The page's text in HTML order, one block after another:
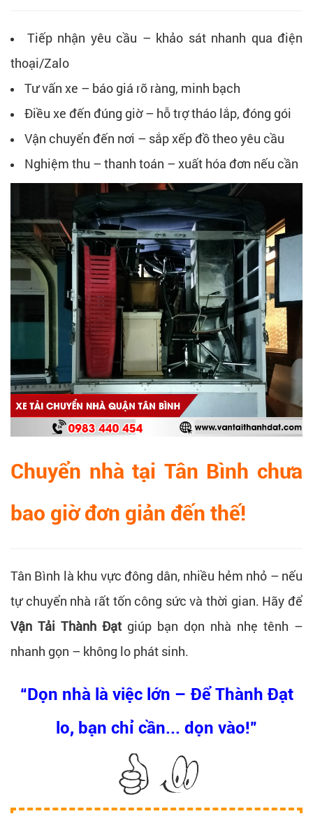
Tiếp nhận yêu cầu – khảo sát nhanh qua điện
thoại/Zalo
Tư vấn xe – báo giá rõ ràng, minh bạch
Điều xe đến đúng giờ – hỗ trợ tháo lắp, đóng gói
Vận chuyển đến nơi – sắp xếp đồ theo yêu cầu
Nghiệm thu – thanh toán – xuất hóa đơn nếu cần
Chuyển nhà tại Tân Bình chưa
bao giờ đơn giản đến thế!
Tân Bình là khu vực đông dân, nhiều hẻm nhỏ – nếu
tự chuyển nhà rất tốn công sức và thời gian. Hãy để
Vận Tải Thành Đạt giúp bạn dọn nhà nhẹ tênh –
nhanh gọn – không lo phát sinh.
“Dọn nhà là việc lớn – Để Thành Đạt
lo, bạn chỉ cần... dọn vào!”